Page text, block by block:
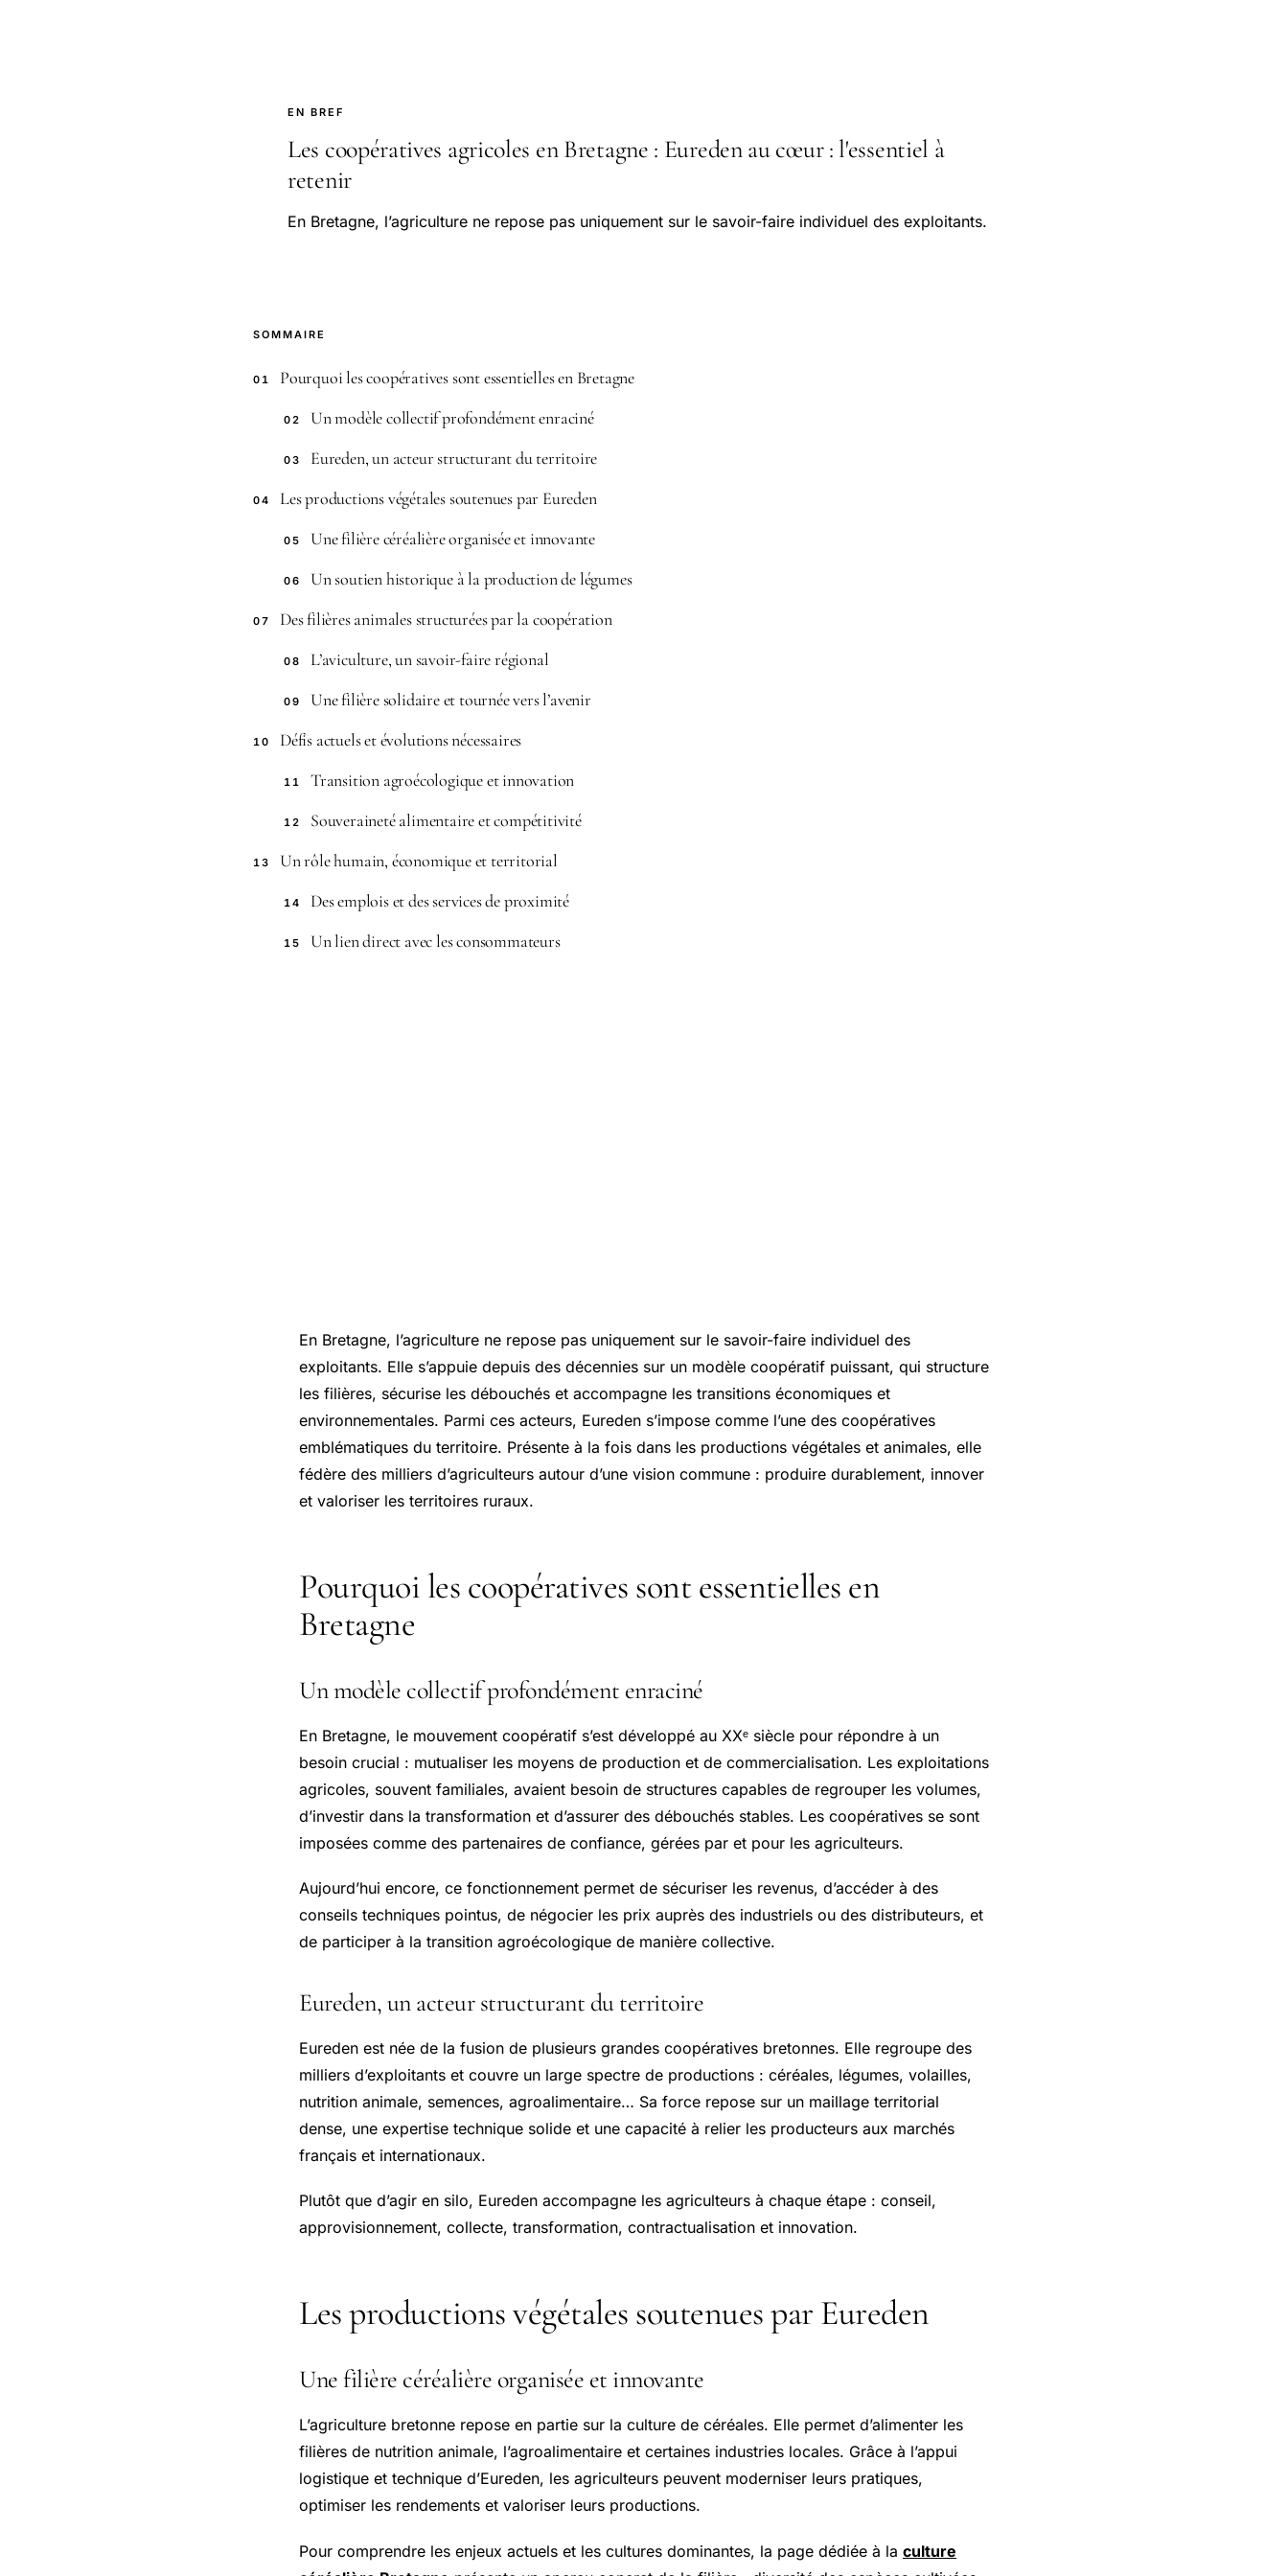
EN BREF
Les coopératives agricoles en Bretagne : Eureden au cœur : l'essentiel à
retenir
En Bretagne, l’agriculture ne repose pas uniquement sur le savoir-faire individuel des exploitants.
SOMMAIRE
01 Pourquoi les coopératives sont essentielles en Bretagne
02 Un modèle collectif profondément enraciné
03 Eureden, un acteur structurant du territoire
04 Les productions végétales soutenues par Eureden
05 Une filière céréalière organisée et innovante
06 Un soutien historique à la production de légumes
07 Des filières animales structurées par la coopération
08 L’aviculture, un savoir-faire régional
09 Une filière solidaire et tournée vers l’avenir
10 Défis actuels et évolutions nécessaires
11 Transition agroécologique et innovation
12 Souveraineté alimentaire et compétitivité
13 Un rôle humain, économique et territorial
14 Des emplois et des services de proximité
15 Un lien direct avec les consommateurs
En Bretagne, l’agriculture ne repose pas uniquement sur le savoir-faire individuel des
exploitants. Elle s’appuie depuis des décennies sur un modèle coopératif puissant, qui structure
les filières, sécurise les débouchés et accompagne les transitions économiques et
environnementales. Parmi ces acteurs, Eureden s’impose comme l’une des coopératives
emblématiques du territoire. Présente à la fois dans les productions végétales et animales, elle
fédère des milliers d’agriculteurs autour d’une vision commune : produire durablement, innover
et valoriser les territoires ruraux.
Pourquoi les coopératives sont essentielles en
Bretagne
Un modèle collectif profondément enraciné
En Bretagne, le mouvement coopératif s’est développé au XXᵉ siècle pour répondre à un
besoin crucial : mutualiser les moyens de production et de commercialisation. Les exploitations
agricoles, souvent familiales, avaient besoin de structures capables de regrouper les volumes,
d’investir dans la transformation et d’assurer des débouchés stables. Les coopératives se sont
imposées comme des partenaires de confiance, gérées par et pour les agriculteurs.
Aujourd’hui encore, ce fonctionnement permet de sécuriser les revenus, d’accéder à des
conseils techniques pointus, de négocier les prix auprès des industriels ou des distributeurs, et
de participer à la transition agroécologique de manière collective.
Eureden, un acteur structurant du territoire
Eureden est née de la fusion de plusieurs grandes coopératives bretonnes. Elle regroupe des
milliers d’exploitants et couvre un large spectre de productions : céréales, légumes, volailles,
nutrition animale, semences, agroalimentaire… Sa force repose sur un maillage territorial
dense, une expertise technique solide et une capacité à relier les producteurs aux marchés
français et internationaux.
Plutôt que d’agir en silo, Eureden accompagne les agriculteurs à chaque étape : conseil,
approvisionnement, collecte, transformation, contractualisation et innovation.
Les productions végétales soutenues par Eureden
Une filière céréalière organisée et innovante
L’agriculture bretonne repose en partie sur la culture de céréales. Elle permet d’alimenter les
filières de nutrition animale, l’agroalimentaire et certaines industries locales. Grâce à l’appui
logistique et technique d’Eureden, les agriculteurs peuvent moderniser leurs pratiques,
optimiser les rendements et valoriser leurs productions.
Pour comprendre les enjeux actuels et les cultures dominantes, la page dédiée à la culture